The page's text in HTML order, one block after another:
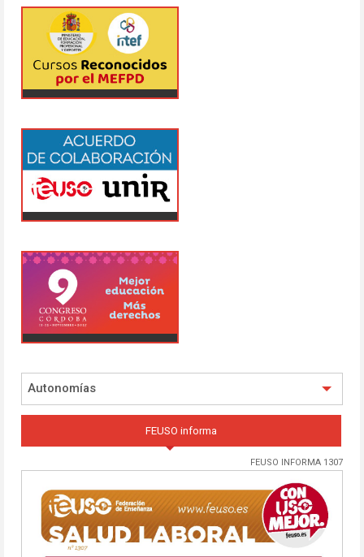
Autonomías
FEUSO informa
FEUSO INFORMA 1307